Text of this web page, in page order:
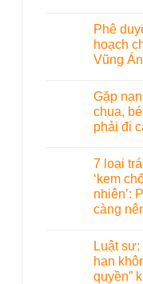
Phê
hoạch
Vũng
Gặp
chua,
phải đi
7 loại
‘kem
nhiên’:
càng
Luật
hạn
quyền”